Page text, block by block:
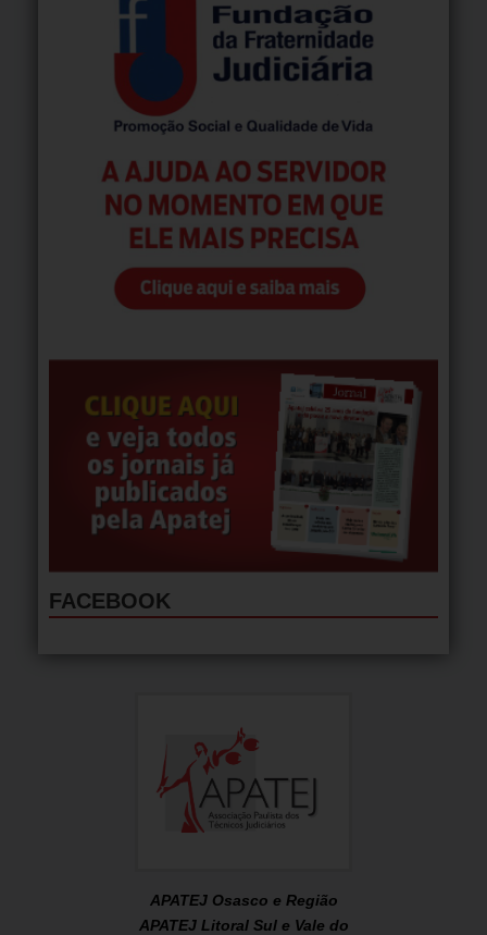
FACEBOOK
APATEJ Osasco e Região
APATEJ Litoral Sul e Vale do